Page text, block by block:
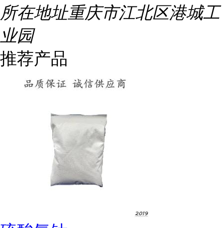
所在地址重庆市江北区港城工
业园
推荐产品